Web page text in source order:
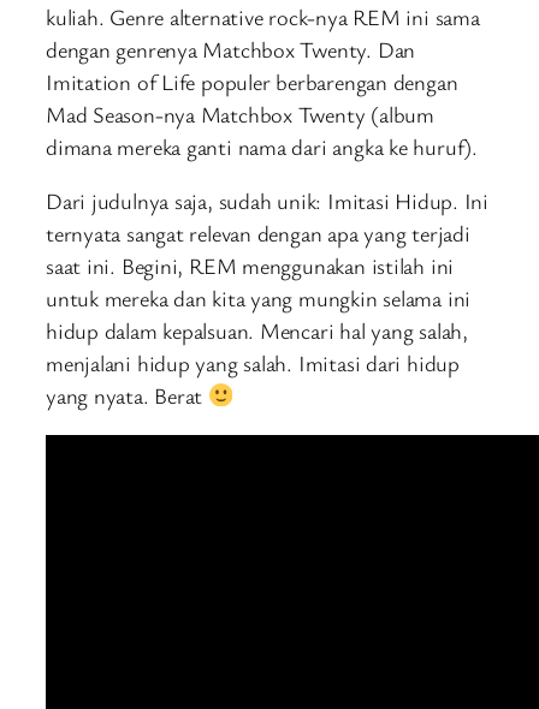
kuliah. Genre alternative rock-nya REM ini sama
dengan genrenya Matchbox Twenty. Dan
Imitation of Life populer berbarengan dengan
Mad Season-nya Matchbox Twenty (album
dimana mereka ganti nama dari angka ke huruf).
Dari judulnya saja, sudah unik: Imitasi Hidup. Ini
ternyata sangat relevan dengan apa yang terjadi
saat ini. Begini, REM menggunakan istilah ini
untuk mereka dan kita yang mungkin selama ini
hidup dalam kepalsuan. Mencari hal yang salah,
menjalani hidup yang salah. Imitasi dari hidup
yang nyata. Berat